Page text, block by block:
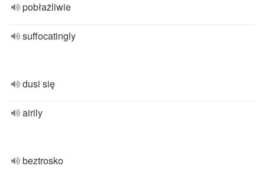
pobłażliwie
suffocatingly
dusi się
airily
beztrosko